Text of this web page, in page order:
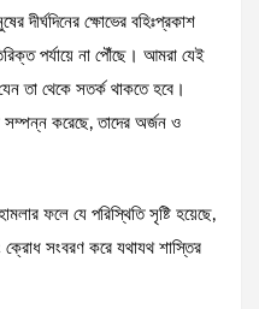
দীর্ঘদিনের ক্ষোভের বহিঃপ্রকাশ
পর্যায়ে না পৌঁছে। আমরা যেই
তা থেকে সতর্ক থাকতে হবে।
করেছে, তাদের অর্জন ও
ফলে যে পরিস্থিতি সৃষ্টি হয়েছে,
সংবরণ করে যথাযথ শাস্তির